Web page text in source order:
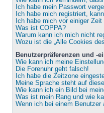
Ich habe mein Passwort
Ich habe mich registriert,
Ich habe mich vor einiger
Was ist COPPA?
Warum kann ich mich nicht
Wozu ist die „Alle Cookies
Benutzerpräferenzen und -
Wie kann ich meine
Die Forenuhr geht falsch!
Ich habe die Zeitzone
Meine Sprache steht auf
Wie kann ich ein Bild bei
Was ist mein Rang und wie
Wenn ich bei einem